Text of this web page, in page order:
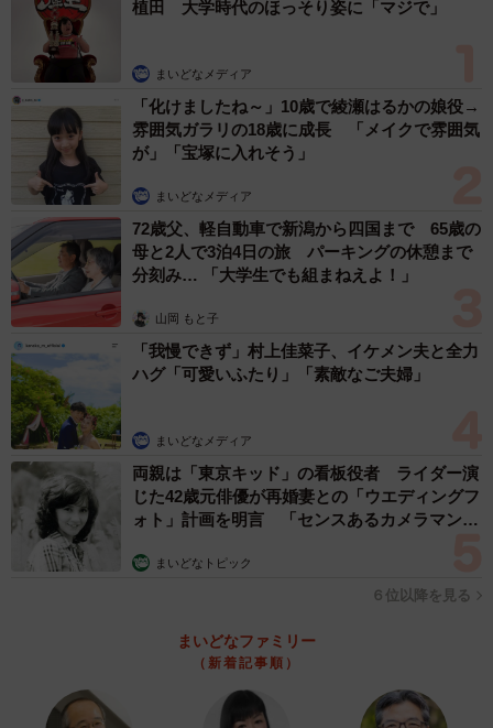
植田 大学時代のほっそり姿に「マジで」
まいどなメディア
「化けましたね～」10歳で綾瀬はるかの娘役→
雰囲気ガラリの18歳に成長 「メイクで雰囲気
が」「宝塚に入れそう」
まいどなメディア
72歳父、軽自動車で新潟から四国まで 65歳の
母と2人で3泊4日の旅 パーキングの休憩まで
分刻み… 「大学生でも組まねえよ！」
山岡 もと子
「我慢できず」村上佳菜子、イケメン夫と全力
ハグ「可愛いふたり」「素敵なご夫婦」
まいどなメディア
両親は「東京キッド」の看板役者 ライダー演
じた42歳元俳優が再婚妻との「ウエディングフ
ォト」計画を明言 「センスあるカメラマン求
まいどなトピック
６位以降を見る
まいどなファミリー
（新着記事順）